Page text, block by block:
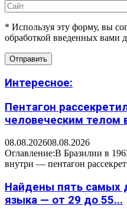
* Используя эту форму, вы
обработкой введенных вами
Интересное:
Пентагон
человеческим телом
08.08.202608.08.2026
Оглавление:В Бразилии в
внутри — пентагон
Найдены пять самых
языка — от 29 до 55...